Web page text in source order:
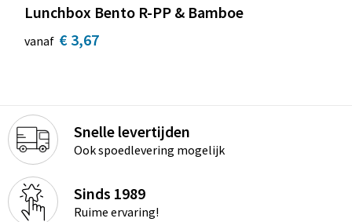
Lunchbox Bento R-PP & Bamboe
vanaf € 3,67
Snelle levertijden
Ook spoedlevering mogelijk
Sinds 1989
Ruime ervaring!